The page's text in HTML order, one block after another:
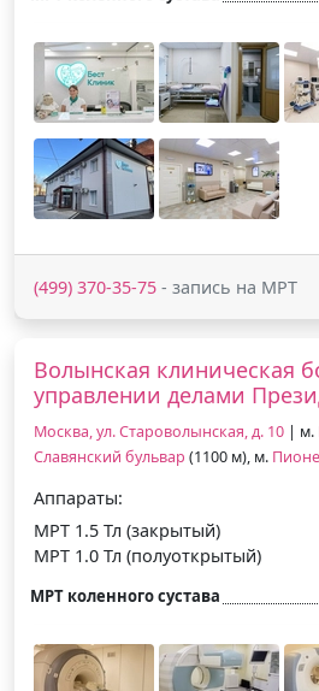
(499) 370-35-75 - запись на МРТ
Волынская клиническая
управлении делами
Москва, ул. Староволынская, д. 10 | м.
Славянский бульвар (1100 м), м.
Аппараты:
МРТ 1.5 Тл (закрытый)
МРТ 1.0 Тл (полуоткрытый)
МРТ коленного сустава